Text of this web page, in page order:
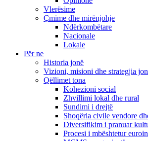
Vlerësime
Çmime dhe mirënjohje
Ndërkombëtare
Nacionale
Lokale
Për ne
Historia jonë
Vizioni, misioni dhe strategjia
Qëllimet tona
Kohezioni social
Zhvillimi lokal dhe rural
Sundimi i drejtë
Shoqëria civile vendore
Diversifikim i pranuar
Procesi i mbështetur